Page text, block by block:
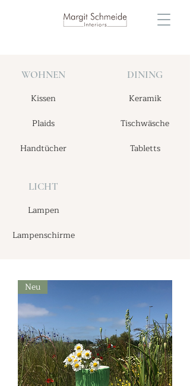
WOHNEN
Kissen
Plaids
Handtücher
DINING
Keramik
Tischwäsche
Tabletts
LICHT
Lampen
Lampenschirme
Neu